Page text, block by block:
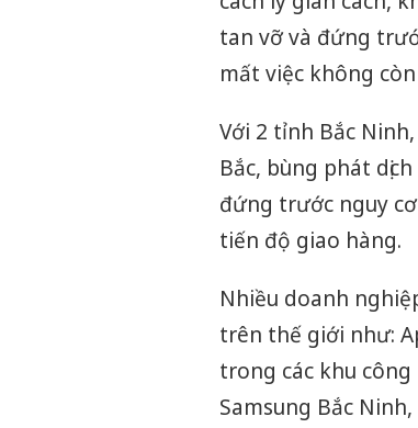
tan vỡ và đứng
mất việc không
Với 2 tỉnh Bắc
Bắc, bùng phát
đứng trước nguy
tiến độ giao hàng.
Nhiều doanh
trên thế giới như:
trong các khu
Samsung Bắc